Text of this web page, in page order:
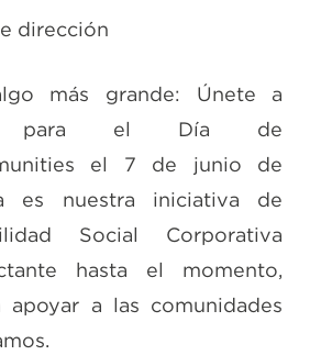
dirección
más grande: Únete a
para el Día de
el 7 de junio de
es nuestra iniciativa de
Social Corporativa
hasta el momento,
apoyar a las comunidades